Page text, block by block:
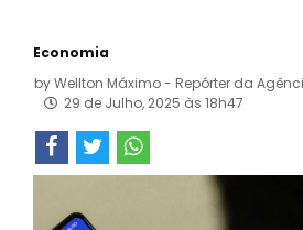
Economia
byWellton Máximo - Repórter da
29 de Julho, 2025 às 18h47